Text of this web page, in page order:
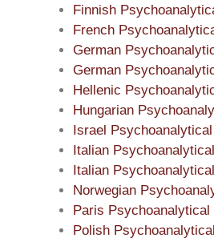
Finnish
French
German
German
Hellenic
Hungarian
Israel
Italian
Italian
Norwegian
Paris Psychoanalytical
Polish